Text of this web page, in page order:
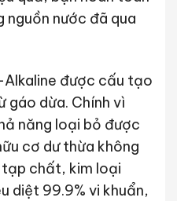
nguồn nước đã qua
được cấu tạo
gáo dừa. Chính vì
năng loại bỏ được
cơ dư thừa không
chất, kim loại
diệt 99.9% vi khuẩn,